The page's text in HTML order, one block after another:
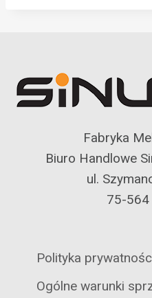
Fabryka
Biuro Handlowe
ul.
75-564
Polityka
Ogólne warunki